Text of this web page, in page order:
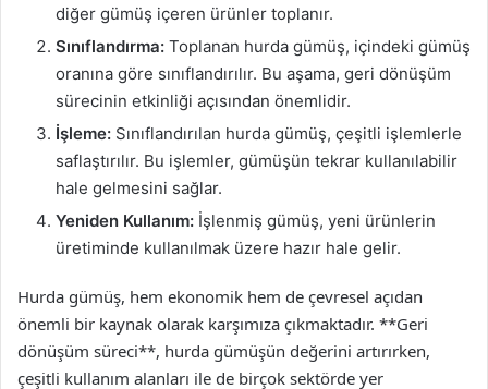
diğer gümüş içeren ürünler toplanır.
Sınıflandırma: Toplanan hurda gümüş, içindeki gümüş
oranına göre sınıflandırılır. Bu aşama, geri dönüşüm
sürecinin etkinliği açısından önemlidir.
İşleme: Sınıflandırılan hurda gümüş, çeşitli işlemlerle
saflaştırılır. Bu işlemler, gümüşün tekrar kullanılabilir
hale gelmesini sağlar.
Yeniden Kullanım: İşlenmiş gümüş, yeni ürünlerin
üretiminde kullanılmak üzere hazır hale gelir.
Hurda gümüş, hem ekonomik hem de çevresel açıdan
önemli bir kaynak olarak karşımıza çıkmaktadır. **Geri
dönüşüm süreci**, hurda gümüşün değerini artırırken,
çeşitli kullanım alanları ile de birçok sektörde yer